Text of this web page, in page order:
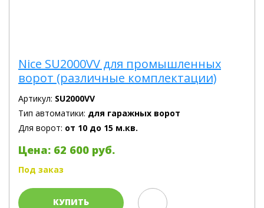
Nice SU2000VV для промышленных
ворот (различные комплектации)
Артикул: SU2000VV
Тип автоматики: для гаражных ворот
Для ворот: от 10 до 15 м.кв.
Цена: 62 600 руб.
Под заказ
КУПИТЬ